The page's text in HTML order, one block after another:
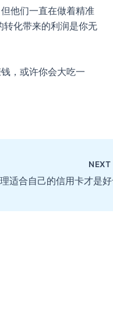
他们一直在做着精准
化带来的利润是你无
，或许你会大吃一
NEXT
适合自己的信用卡才是